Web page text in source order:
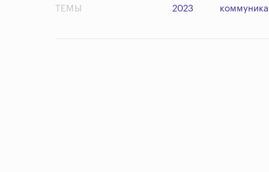
ТЕМЫ 2023